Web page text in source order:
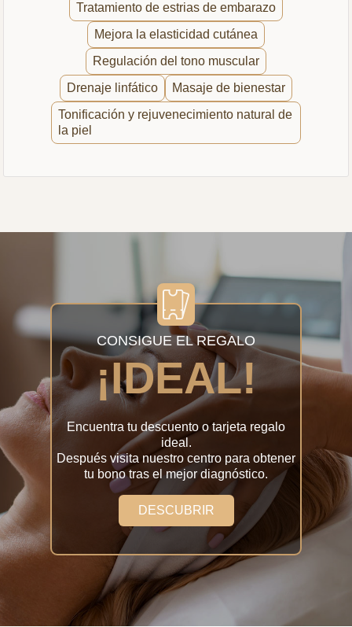
Tratamiento de estrias de embarazo
Mejora la elasticidad cutánea
Regulación del tono muscular
Drenaje linfático
Masaje de bienestar
Tonificación y rejuvenecimiento natural de
la piel
CONSIGUE EL REGALO
¡IDEAL!
Encuentra tu descuento o tarjeta regalo
ideal.
Después visita nuestro centro para obtener
tu bono tras el mejor diagnóstico.
DESCUBRIR